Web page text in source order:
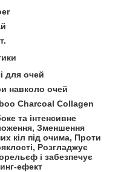
для очей
навколо очей
Charcoal Collagen
та інтенсивне
Зменшення
кіл під очима, Проти
Розгладжує
і забезпечує
ефект